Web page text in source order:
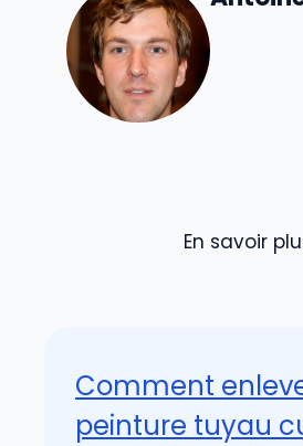
En savoir
Comment
peinture tuyau